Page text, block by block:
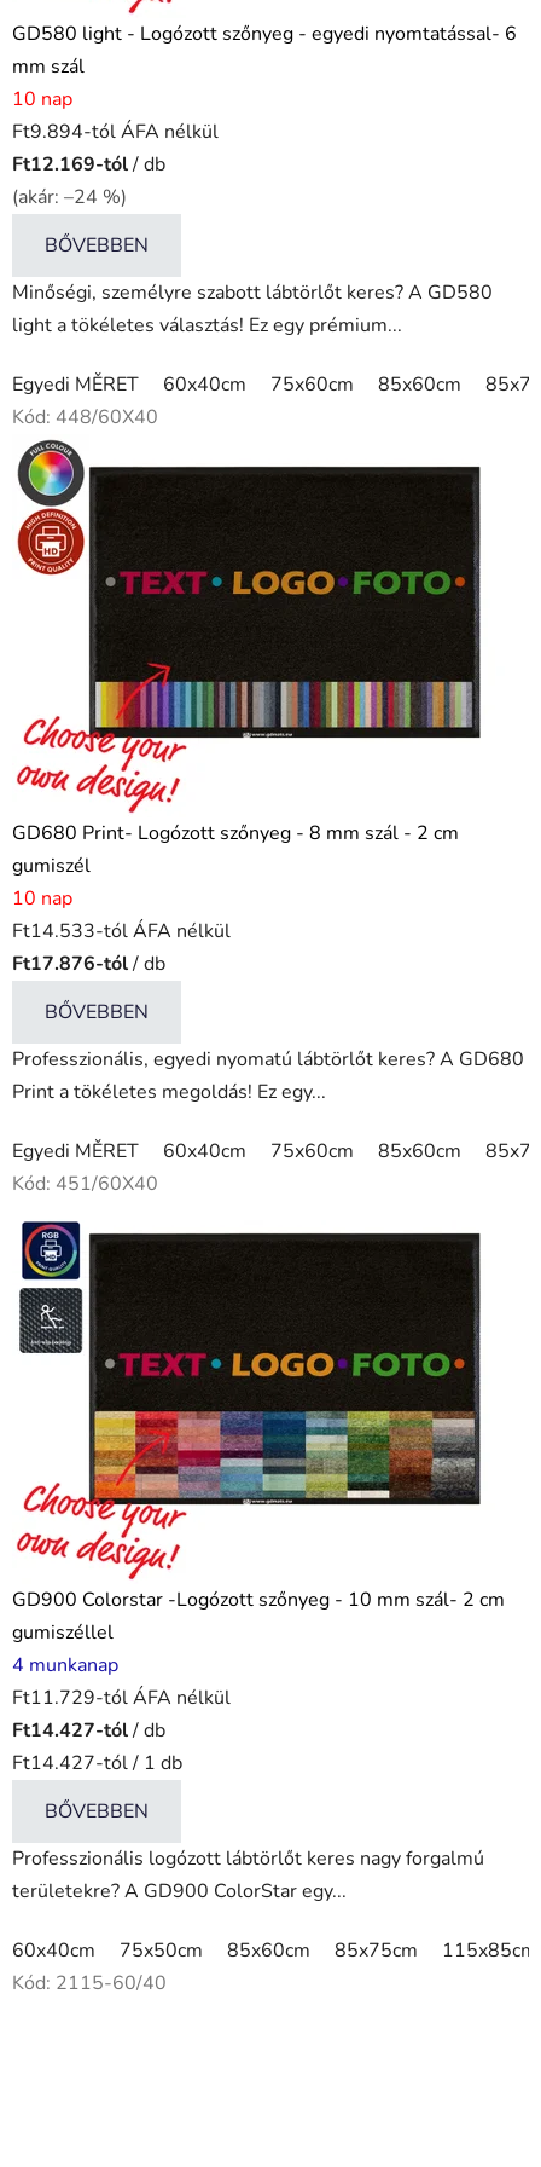
GD580 light - Logózott szőnyeg - egyedi nyomtatással- 6
mm szál
10 nap
Ft9.894-tól ÁFA nélkül
Ft12.169-tól/ db
(akár: –24 %)
BŐVEBBEN
Minőségi, személyre szabott lábtörlőt keres? A GD580
light a tökéletes választás! Ez egy prémium...
Egyedi MĚRET 60x40cm 75x60cm 85x60cm
Kód: 448/60X40
GD680 Print- Logózott szőnyeg - 8 mm szál - 2 cm
gumiszél
10 nap
Ft14.533-tól ÁFA nélkül
Ft17.876-tól/ db
BŐVEBBEN
Professzionális, egyedi nyomatú lábtörlőt keres? A GD680
Print a tökéletes megoldás! Ez egy...
Egyedi MĚRET 60x40cm 75x60cm 85x60cm
Kód: 451/60X40
GD900 Colorstar -Logózott szőnyeg - 10 mm szál- 2 cm
gumiszéllel
4 munkanap
Ft11.729-tól ÁFA nélkül
Ft14.427-tól/ db
Egységár:
Ft14.427-tól / 1 db
BŐVEBBEN
Professzionális logózott lábtörlőt keres nagy forgalmú
területekre? A GD900 ColorStar egy...
60x40cm 75x50cm 85x60cm 85x75cm
115x85cm
Kód: 2115-60/40